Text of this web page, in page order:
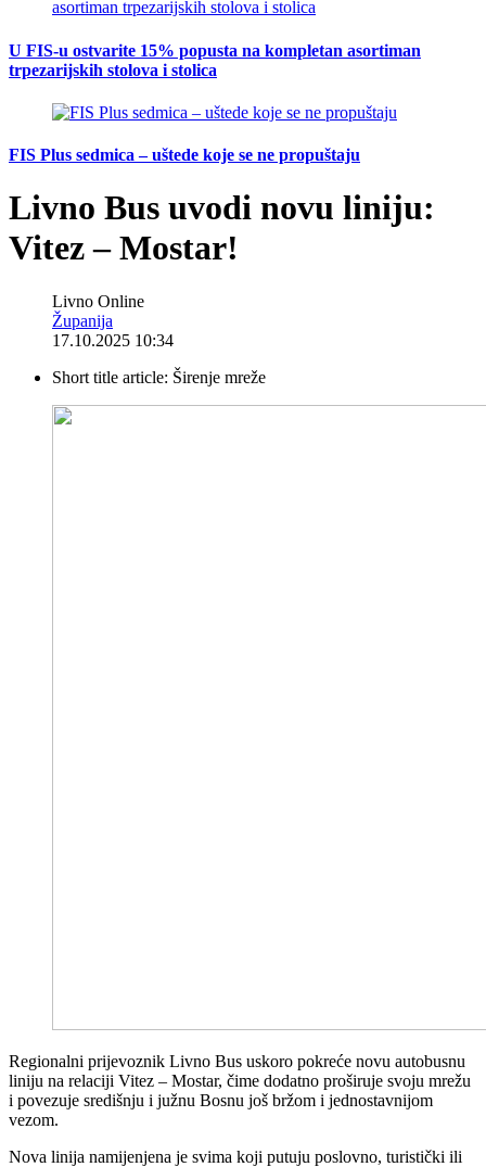
U FIS-u ostvarite 15% popusta na kompletan asortiman
trpezarijskih stolova i stolica
FIS Plus sedmica – uštede koje se ne propuštaju
Livno Bus uvodi novu liniju:
Vitez – Mostar!
Livno Online
Županija
17.10.2025 10:34
Short title article: Širenje mreže
Regionalni prijevoznik Livno Bus uskoro pokreće novu autobusnu
liniju na relaciji Vitez – Mostar, čime dodatno proširuje svoju mrežu
i povezuje središnju i južnu Bosnu još bržom i jednostavnijom
vezom.
Nova linija namijenjena je svima koji putuju poslovno, turistički ili